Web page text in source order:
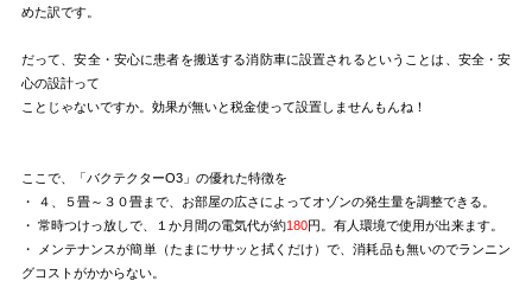
めた訳です。
だって、安全・安心に患者を搬送する消防車に設置されるということは、安全・安
心の設計って
ことじゃないですか。効果が無いと税金使って設置しませんもんね！
ここで、「バクテクターO3」の優れた特徴を
・ ４、５畳～３０畳まで、お部屋の広さによってオゾンの発生量を調整できる。
・ 常時つけっ放しで、１か月間の電気代が約180円。有人環境で使用が出来ます。
・ メンテナンスが簡単（たまにササッと拭くだけ）で、消耗品も無いのでランニン
グコストがかからない。